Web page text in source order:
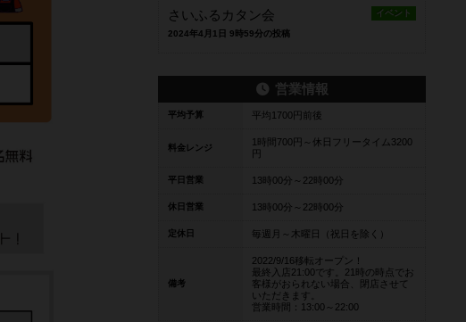
イベント
さいふるカタン会
2024年4月1日 9時59分の投稿
営業情報
平均予算 平均1700円前後
料金レンジ
1時間700円～休日フリータイム3200
円
平日営業 13時00分～22時00分
休日営業 13時00分～22時00分
定休日 毎週月～木曜日（祝日を除く）
備考
2022/9/16移転オープン！
最終入店21:00です。21時の時点でお
客様がおられない場合、閉店させて
いただきます。
営業時間：13:00～22:00